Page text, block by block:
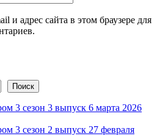
и адрес сайта в этом браузере для
Поиск
3 сезон 3 выпуск 6 марта 2026
3 сезон 2 выпуск 27 февраля